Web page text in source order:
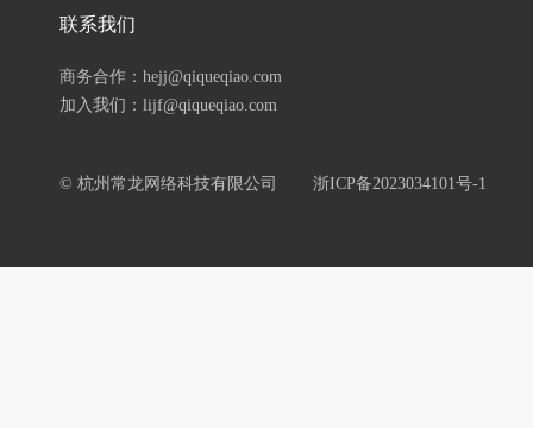
联系我们
商务合作：hejj@qiqueqiao.com
加入我们：lijf@qiqueqiao.com
© 杭州常龙网络科技有限公司 浙ICP备2023034101号-1